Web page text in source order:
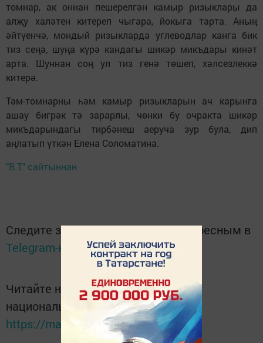
томнар, ак оннан пешерелгән камыр ризыклары да
алҗу халәтен китереп чыгара, йокыга тарта. Аның
әйтүенчә, мондый ризыкларда углеводлар канга бик
тиз сеңә, шуңа күрә кандагы шикәр микъдары кинәт
арта. Шуннан соң ул тиз генә төшеп, хәлсезлеккә
китерә.
Тәм-томнарны һәм камыр ризыкларын ач карынга
ашау бигрәк тә зарарлы, чөнки бу очракта шикәр
микъдарындагы тирбәнеш аеруча зур була, дип
аңлатып үткән Елена Соломатина.
"В.Т." сайтыннан
Следите за самым важным и интересным в
Telegram-каналеТатмедиа
Читайте новости Татарстана в
национальном мессенджере MАХ:
https://max.ru/tatmedia